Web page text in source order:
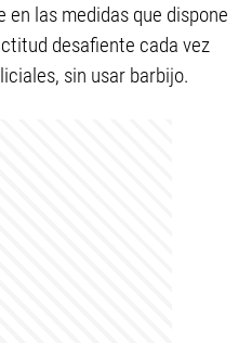
las medidas que dispone
desafiente cada vez
sin usar barbijo.